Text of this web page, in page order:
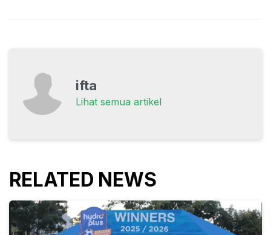
ifta
Lihat semua artikel
RELATED NEWS